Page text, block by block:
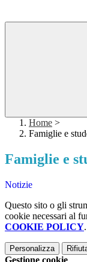
Home >
Famiglie e
Famiglie e
Notizie
Questo sito o gli
cookie necessari al
COOKIE POLICY.
Personalizza